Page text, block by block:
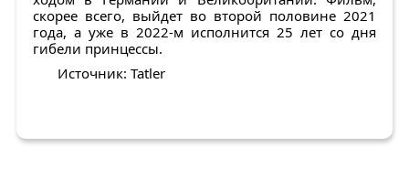
скорее всего, выйдет во второй половине 2021
года, а уже в 2022-м исполнится 25 лет со дня
гибели принцессы.
Источник: Tatler